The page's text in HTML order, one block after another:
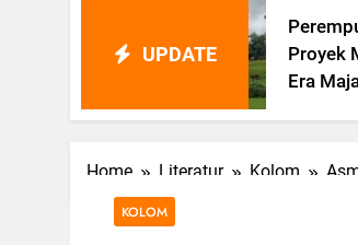
UPDATE
Perempuan
Proyek Mitigasi
Era Majapahit
Home Literatur Kolom
KOLOM